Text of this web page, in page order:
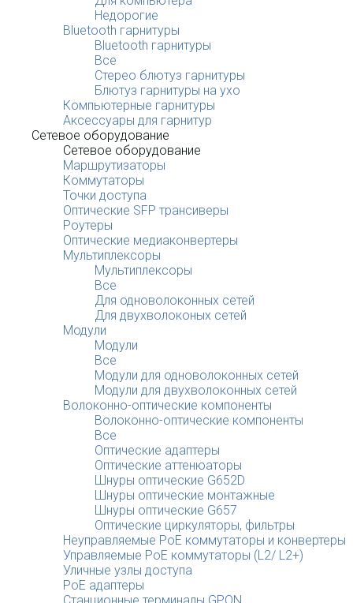
Недорогие
Bluetooth гарнитуры
Bluetooth гарнитуры
Все
Стерео блютуз гарнитуры
Блютуз гарнитуры на ухо
Компьютерные гарнитуры
Аксессуары для гарнитур
Сетевое оборудование
Сетевое оборудование
Маршрутизаторы
Коммутаторы
Точки доступа
Оптические SFP трансиверы
Роутеры
Оптические медиаконвертеры
Мультиплексоры
Мультиплексоры
Все
Для одноволоконных сетей
Для двухволоконых сетей
Модули
Модули
Все
Модули для одноволоконных сетей
Модули для двухволоконных сетей
Волоконно-оптические компоненты
Волоконно-оптические компоненты
Все
Оптические адаптеры
Оптические аттенюаторы
Шнуры оптические G652D
Шнуры оптические монтажные
Шнуры оптические G657
Оптические циркуляторы, фильтры
Неуправляемые PoE коммутаторы и конвертеры
Управляемые PoE коммутаторы (L2/ L2+)
Уличные узлы доступа
PoE адаптеры